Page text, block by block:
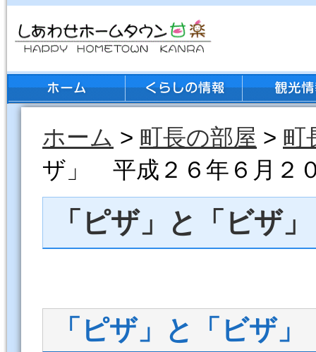
ホーム > 町長の部屋 > 町
ザ」 平成２６年６月２
「ピザ」と「ビザ
「ピザ」と「ビザ」